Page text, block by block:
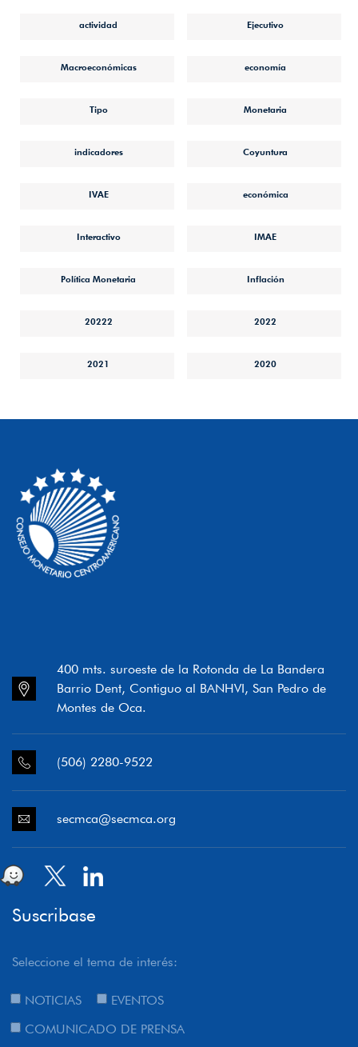
actividad Ejecutivo
Macroeconómicas economía
Tipo Monetaria
indicadores Coyuntura
IVAE económica
Interactivo IMAE
Política Monetaria Inflación
20222 2022
2021 2020
400 mts. suroeste de la Rotonda de La Bandera
Barrio Dent, Contiguo al BANHVI, San Pedro de
Montes de Oca.
(506) 2280-9522
secmca@secmca.org
Suscribase
Seleccione el tema de interés:
NOTICIAS
EVENTOS
COMUNICADO DE PRENSA